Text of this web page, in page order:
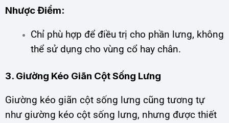
Nhược Điểm:
Chỉ phù hợp để điều trị cho phần lưng, không
thể sử dụng cho vùng cổ hay chân.
3. Giường Kéo Giãn Cột Sống Lưng
Giường kéo giãn cột sống lưng cũng tương tự
như giường kéo cột sống lưng, nhưng được thiết